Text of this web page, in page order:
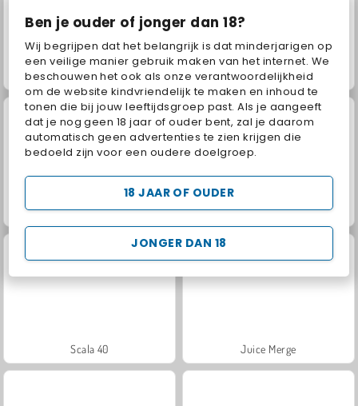
Ben je ouder of jonger dan 18?
Wij begrijpen dat het belangrijk is dat minderjarigen op
een veilige manier gebruik maken van het internet. We
beschouwen het ook als onze verantwoordelijkheid
om de website kindvriendelijk te maken en inhoud te
tonen die bij jouw leeftijdsgroep past. Als je aangeeft
dat je nog geen 18 jaar of ouder bent, zal je daarom
automatisch geen advertenties te zien krijgen die
bedoeld zijn voor een oudere doelgroep.
JONGER DAN 18
18 JAAR OF OUDER
Solitaire Social Family Relics
Fashion Princess - Dress Up for Girls Royal Story
Scala 40 Juice Merge